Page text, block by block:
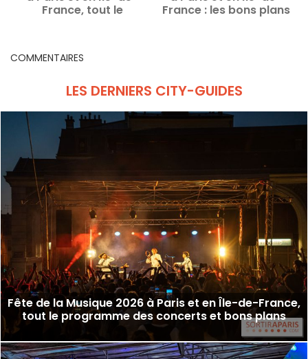
France, tout le
France : les bons plans
COMMENTAIRES
LES DERNIERS CITY-GUIDES
Fête de la Musique 2026 à Paris et en Île-de-France,
tout le programme des concerts et bons plans